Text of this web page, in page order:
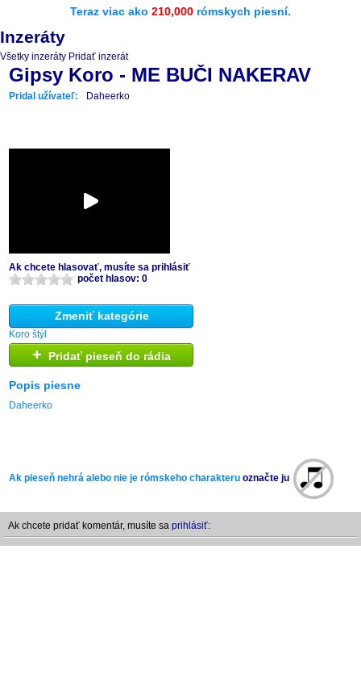
Teraz viac ako 210,000 rómskych piesní.
Inzeráty
Všetky inzeráty Pridať inzerát
Gipsy Koro - ME BUČI NAKERAV
Pridal užívateľ: Daheerko
Ak chcete hlasovať, musíte sa prihlásiť
počet hlasov: 0
Zmeniť kategórie
Koro štýl
+ Pridať pieseň do rádia
Popis piesne
Daheerko
Ak pieseň nehrá alebo nie je rómskeho charakteru označte ju
Ak chcete pridať komentár, musíte sa prihlásiť: